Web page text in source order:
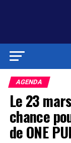
AGENDA
Le 23
chance
de ONE